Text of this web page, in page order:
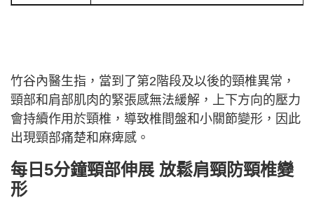
竹谷內醫生指，當到了第2階段及以後的頸椎異常，
頸部和肩部肌肉的緊張感無法緩解，上下方向的壓力
會持續作用於頸椎，導致椎間盤和小關節變形，因此
出現頸部痛楚和麻痺感。
每日5分鐘頸部伸展 放鬆肩頸防頸椎變
形